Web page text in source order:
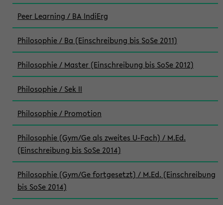
Peer Learning / BA IndiErg
Philosophie / Ba (Einschreibung bis SoSe 2011)
Philosophie / Master (Einschreibung bis SoSe 2012)
Philosophie / Sek II
Philosophie / Promotion
Philosophie (Gym/Ge als zweites U-Fach) / M.Ed.
(Einschreibung bis SoSe 2014)
Philosophie (Gym/Ge fortgesetzt) / M.Ed. (Einschreibung
bis SoSe 2014)